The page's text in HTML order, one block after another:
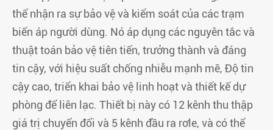
thể nhận ra sự bảo vệ và kiểm soát của các trạm
biến áp người dùng. Nó áp dụng các nguyên tắc và
thuật toán bảo vệ tiên tiến, trưởng thành và đáng
tin cậy, với hiệu suất chống nhiễu mạnh mẽ, Độ tin
cậy cao, triển khai bảo vệ linh hoạt và thiết kế dự
phòng để liên lạc. Thiết bị này có 12 kênh thu thập
giá trị chuyển đổi và 5 kênh đầu ra rơle, và có thể